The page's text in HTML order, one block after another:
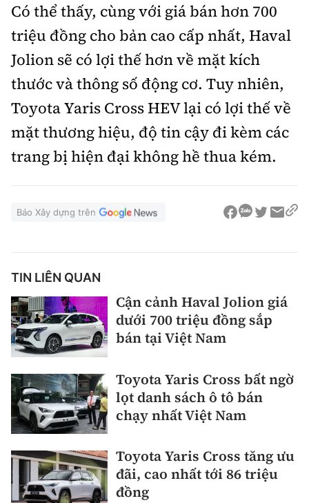
Có thể thấy, cùng với giá bán hơn 700
triệu đồng cho bản cao cấp nhất, Haval
Jolion sẽ có lợi thế hơn về mặt kích
thước và thông số động cơ. Tuy nhiên,
Toyota Yaris Cross HEV lại có lợi thế về
mặt thương hiệu, độ tin cậy đi kèm các
trang bị hiện đại không hề thua kém.
Báo Xây dựng trên
TIN LIÊN QUAN
Cận cảnh Haval Jolion giá
dưới 700 triệu đồng sắp
bán tại Việt Nam
Toyota Yaris Cross bất ngờ
lọt danh sách ô tô bán
chạy nhất Việt Nam
Toyota Yaris Cross tăng ưu
đãi, cao nhất tới 86 triệu
đồng